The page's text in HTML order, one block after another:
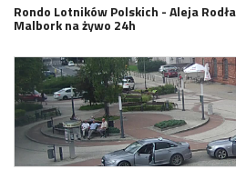
Rondo Lotników Polskich - Aleja
Malbork na żywo 24h